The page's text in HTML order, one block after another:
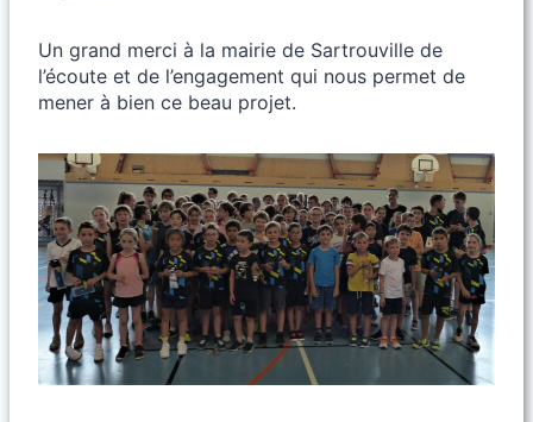
Un grand merci à la mairie de Sartrouville de
l’écoute et de l’engagement qui nous permet de
mener à bien ce beau projet.